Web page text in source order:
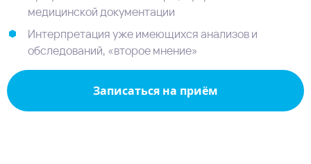
медицинской документации
Интерпретация уже имеющихся анализов и
обследований, «второе мнение»
Записаться на приём